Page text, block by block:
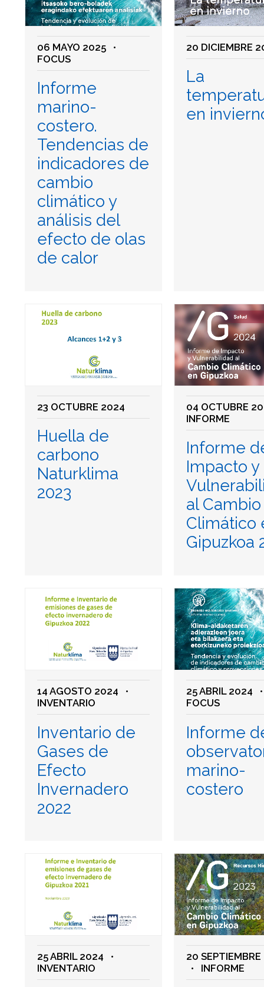
06 MAYO 2025•
FOCUS
Informe
marino-
costero.
Tendencias de
indicadores de
cambio
climático y
análisis del
efecto de olas
de calor
20 DICIEMBRE
La
en
23 OCTUBRE 2024
Huella de
carbono
Naturklima
2023
04 OCTUBRE
INFORME
Informe
Impacto y
al Cambio
Climático
Gipuzkoa
14 AGOSTO 2024 •
INVENTARIO
Inventario de
Gases de
Efecto
Invernadero
2022
25 ABRIL 2024
FOCUS
Informe
marino-
costero
25 ABRIL 2024 •
INVENTARIO
20
• INFORME